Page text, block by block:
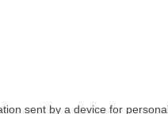
sent by a device for